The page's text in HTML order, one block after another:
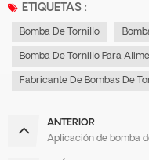
ETIQUETAS :
Bomba De Tornillo
Bomba De Tornillo Para
Fabricante De Bombas De
ANTERIOR
Aplicación de bomba